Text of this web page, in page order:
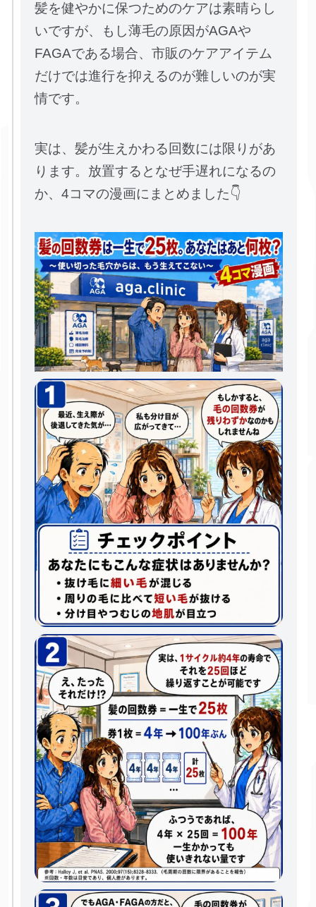
髪を健やかに保つためのケアは素晴らし
いですが、もし薄毛の原因がAGAや
FAGAである場合、市販のケアアイテム
だけでは進行を抑えるのが難しいのが実
情です。
実は、髪が生えかわる回数には限りがあ
ります。放置するとなぜ手遅れになるの
か、4コマの漫画にまとめました👇